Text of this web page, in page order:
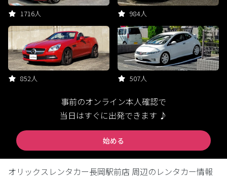
1716人 984人
852人 507人
事前のオンライン本人確認で
当日はすぐに出発できます ♪
始める
オリックスレンタカー長岡駅前店 周辺のレンタカー情報